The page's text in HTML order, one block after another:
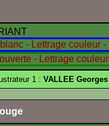
1 : VALLEE Georges